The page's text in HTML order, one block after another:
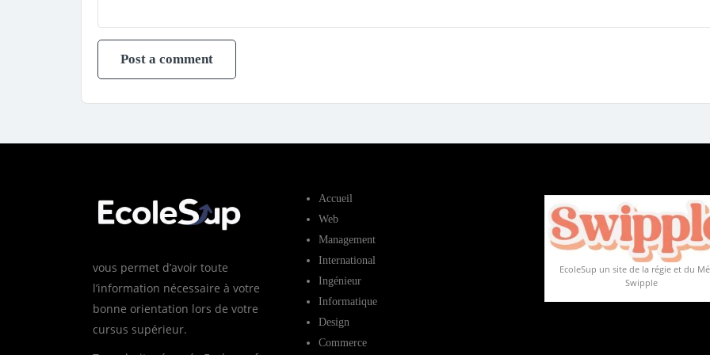
vous permet d’avoir toute
l’information nécessaire à votre
bonne orientation lors de votre
cursus supérieur.
Accueil
Web
Management
International
Ingénieur
Informatique
Design
Commerce
EcoleSup un site de la régie et du
Swipple